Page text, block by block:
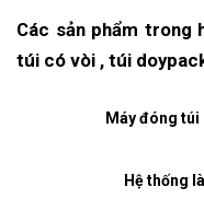
Các sản phẩm trong
túi có vòi , túi
Máy đóng
Hệ thống